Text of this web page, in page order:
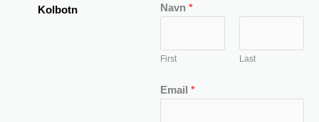
Kolbotn
Navn *
First Last
Email *